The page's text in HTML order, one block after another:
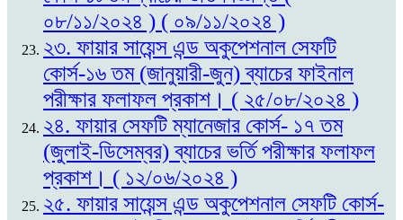
০৮/১১/২০২৪ ) ( ০৯/১১/২০২৪ )
২৩. ফায়ার সায়েন্স এন্ড অকুপেশনাল সেফটি
কোর্স-১৬ তম (জানুয়ারী-জুন) ব্যাচের ফাইনাল
পরীক্ষার ফলাফল প্রকাশ। ( ২৫/০৮/২০২৪ )
২৪. ফায়ার সেফটি ম্যানেজার কোর্স- ১৭ তম
(জুলাই-ডিসেম্বর) ব্যাচের ভর্তি পরীক্ষার ফলাফল
প্রকাশ। ( ১২/০৬/২০২৪ )
২৫. ফায়ার সায়েন্স এন্ড অকুপেশনাল সেফটি কোর্স-